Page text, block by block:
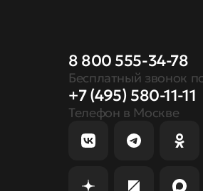
8 800 555-34-78
Бесплатный звонок
+7 (495) 580-11-11
Телефон в Москве